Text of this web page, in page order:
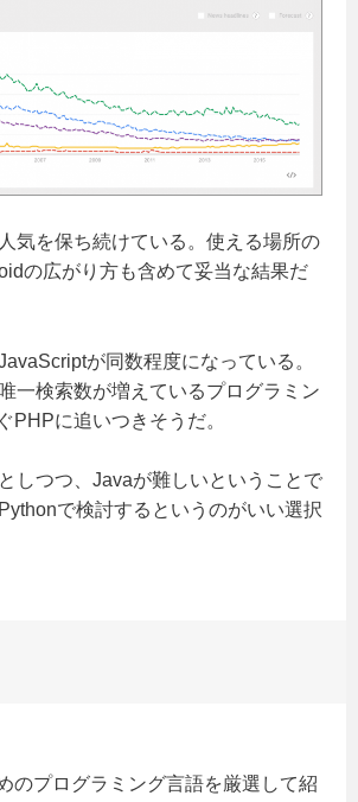
気を保ち続けている。使える場所の
の広がり方も含めて妥当な結果だ
が同数程度になっている。
一検索数が増えているプログラミン
PHPに追いつきそうだ。
しつつ、Javaが難しいということで
で検討するというのがいい選択
のプログラミング言語を厳選して紹